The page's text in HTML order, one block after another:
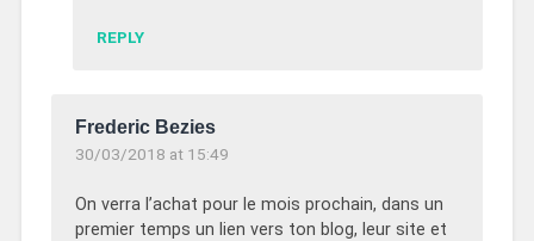
REPLY
Frederic Bezies
30/03/2018 at 15:49
On verra l’achat pour le mois prochain, dans un
premier temps un lien vers ton blog, leur site et